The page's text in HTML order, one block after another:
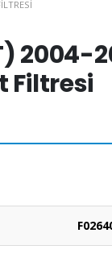
2004-
Filtresi